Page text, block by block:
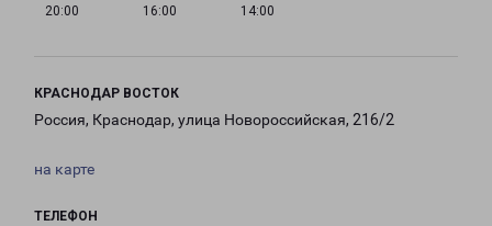
20:00
16:00
14:00
КРАСНОДАР ВОСТОК
Россия, Краснодар, улица Новороссийская, 216/2
на карте
ТЕЛЕФОН